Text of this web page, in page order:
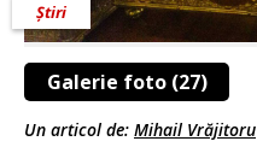
Galerie foto (27)
Știri
Un articol de: Mihail Vrăjitoru